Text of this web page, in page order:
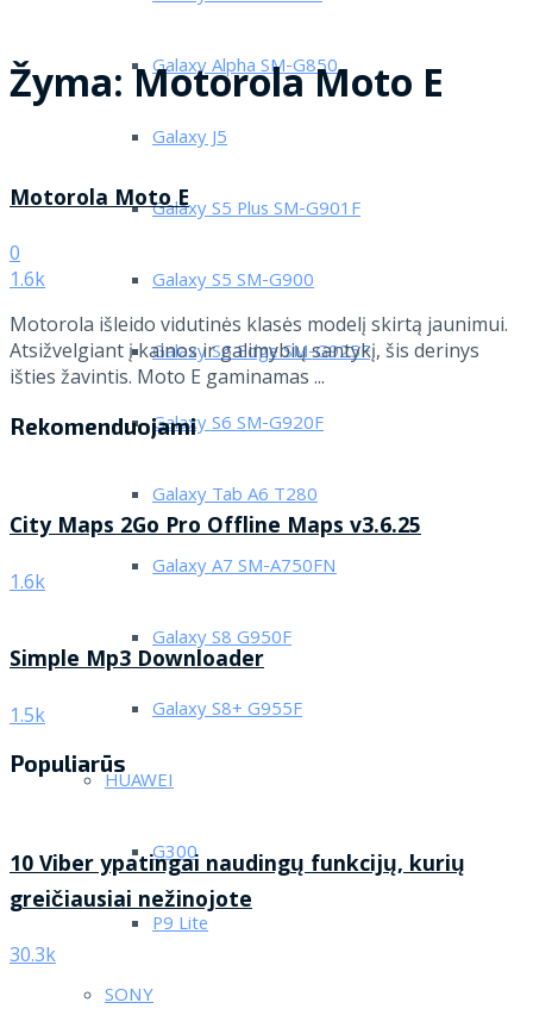
Galaxy Alpha SM-G850
Galaxy J5
Galaxy S5 Plus SM-G901F
Galaxy S5 SM-G900
Galaxy S6 Edge SM-G925F
Galaxy S6 SM-G920F
Galaxy Tab A6 T280
Galaxy A7 SM-A750FN
Galaxy S8 G950F
Galaxy S8+ G955F
HUAWEI
G300
P9 Lite
SONY
Žyma:Motorola Moto E
Motorola Moto E
0
1.6k
Motorola išleido vidutinės klasės modelį skirtą jaunimui.
Atsižvelgiant į kainos ir galimybių santykį, šis derinys
išties žavintis. Moto E gaminamas ...
Rekomenduojami
City Maps 2Go Pro Offline Maps v3.6.25
1.6k
Simple Mp3 Downloader
1.5k
Populiarūs
10 Viber ypatingai naudingų funkcijų, kurių
greičiausiai nežinojote
30.3k